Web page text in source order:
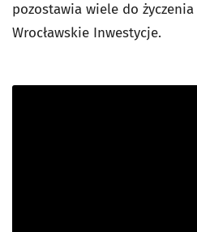
pozostawia wiele do
Wrocławskie Inwestycje.